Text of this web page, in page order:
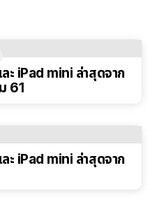
ะ iPad mini ล่าสุดจาก
61
ะ iPad mini ล่าสุดจาก